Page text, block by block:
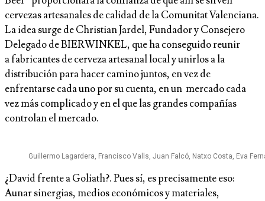
cervezas artesanales de calidad de la Comunitat Valenciana.
La idea surge de Christian Jardel, Fundador y Consejero
Delegado de BIERWINKEL, que ha conseguido reunir
a fabricantes de cerveza artesanal local y unirlos a la
distribución para hacer camino juntos, en vez de
enfrentarse cada uno por su cuenta, en un mercado cada
vez más complicado y en el que las grandes compañías
controlan el mercado.
Guillermo Lagardera, Francisco Valls, Juan Falcó, Natxo Costa, Eva
¿David frente a Goliath?. Pues sí, es precisamente eso:
Aunar sinergias, medios económicos y materiales,